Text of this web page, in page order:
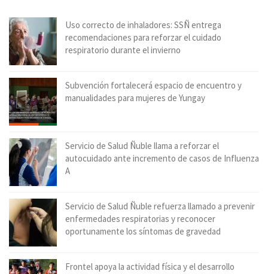
Uso correcto de inhaladores: SSÑ entrega
recomendaciones para reforzar el cuidado
respiratorio durante el invierno
Subvención fortalecerá espacio de encuentro y
manualidades para mujeres de Yungay
Servicio de Salud Ñuble llama a reforzar el
autocuidado ante incremento de casos de Influenza
A
Servicio de Salud Ñuble refuerza llamado a prevenir
enfermedades respiratorias y reconocer
oportunamente los síntomas de gravedad
Frontel apoya la actividad física y el desarrollo